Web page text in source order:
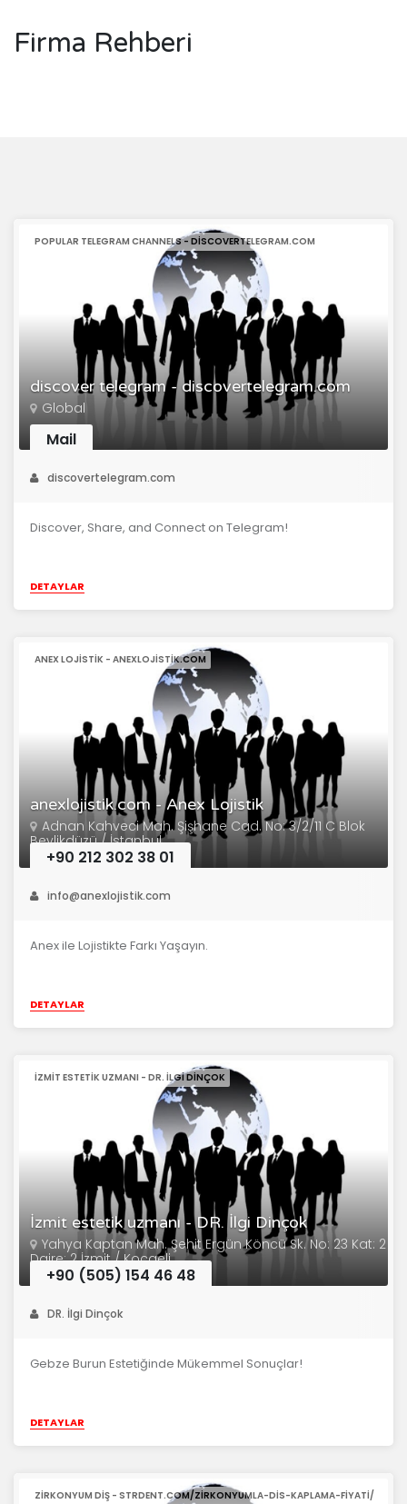
Firma Rehberi
discover telegram - discovertelegram.com
POPULAR TELEGRAM CHANNELS - DISCOVERTELEGRAM.COM
Global
Mail
discovertelegram.com
Discover, Share, and Connect on Telegram!
DETAYLAR
anexlojistik.com - Anex Lojistik
ANEX LOJISTIK - ANEXLOJISTIK.COM
Adnan Kahveci Mah. Şişhane Cad. No: 3/2/11 C Blok
Beylikdüzü / İstanbul
+90 212 302 38 01
info@anexlojistik.com
Anex ile Lojistikte Farkı Yaşayın.
DETAYLAR
İzmit estetik uzmanı - DR. İlgi Dinçok
İZMIT ESTETIK UZMANI - DR. İLGI DINÇOK
Yahya Kaptan Mah. Şehit Ergün Köncü Sk. No: 23 Kat: 2
Daire: 2 İzmit / Kocaeli
+90 (505) 154 46 48
DR. İlgi Dinçok
Gebze Burun Estetiğinde Mükemmel Sonuçlar!
DETAYLAR
ZIRKONYUM DIŞ - STRDENT.COM/ZIRKONYUMLA-DIS-KAPLAMA-FIYATI/